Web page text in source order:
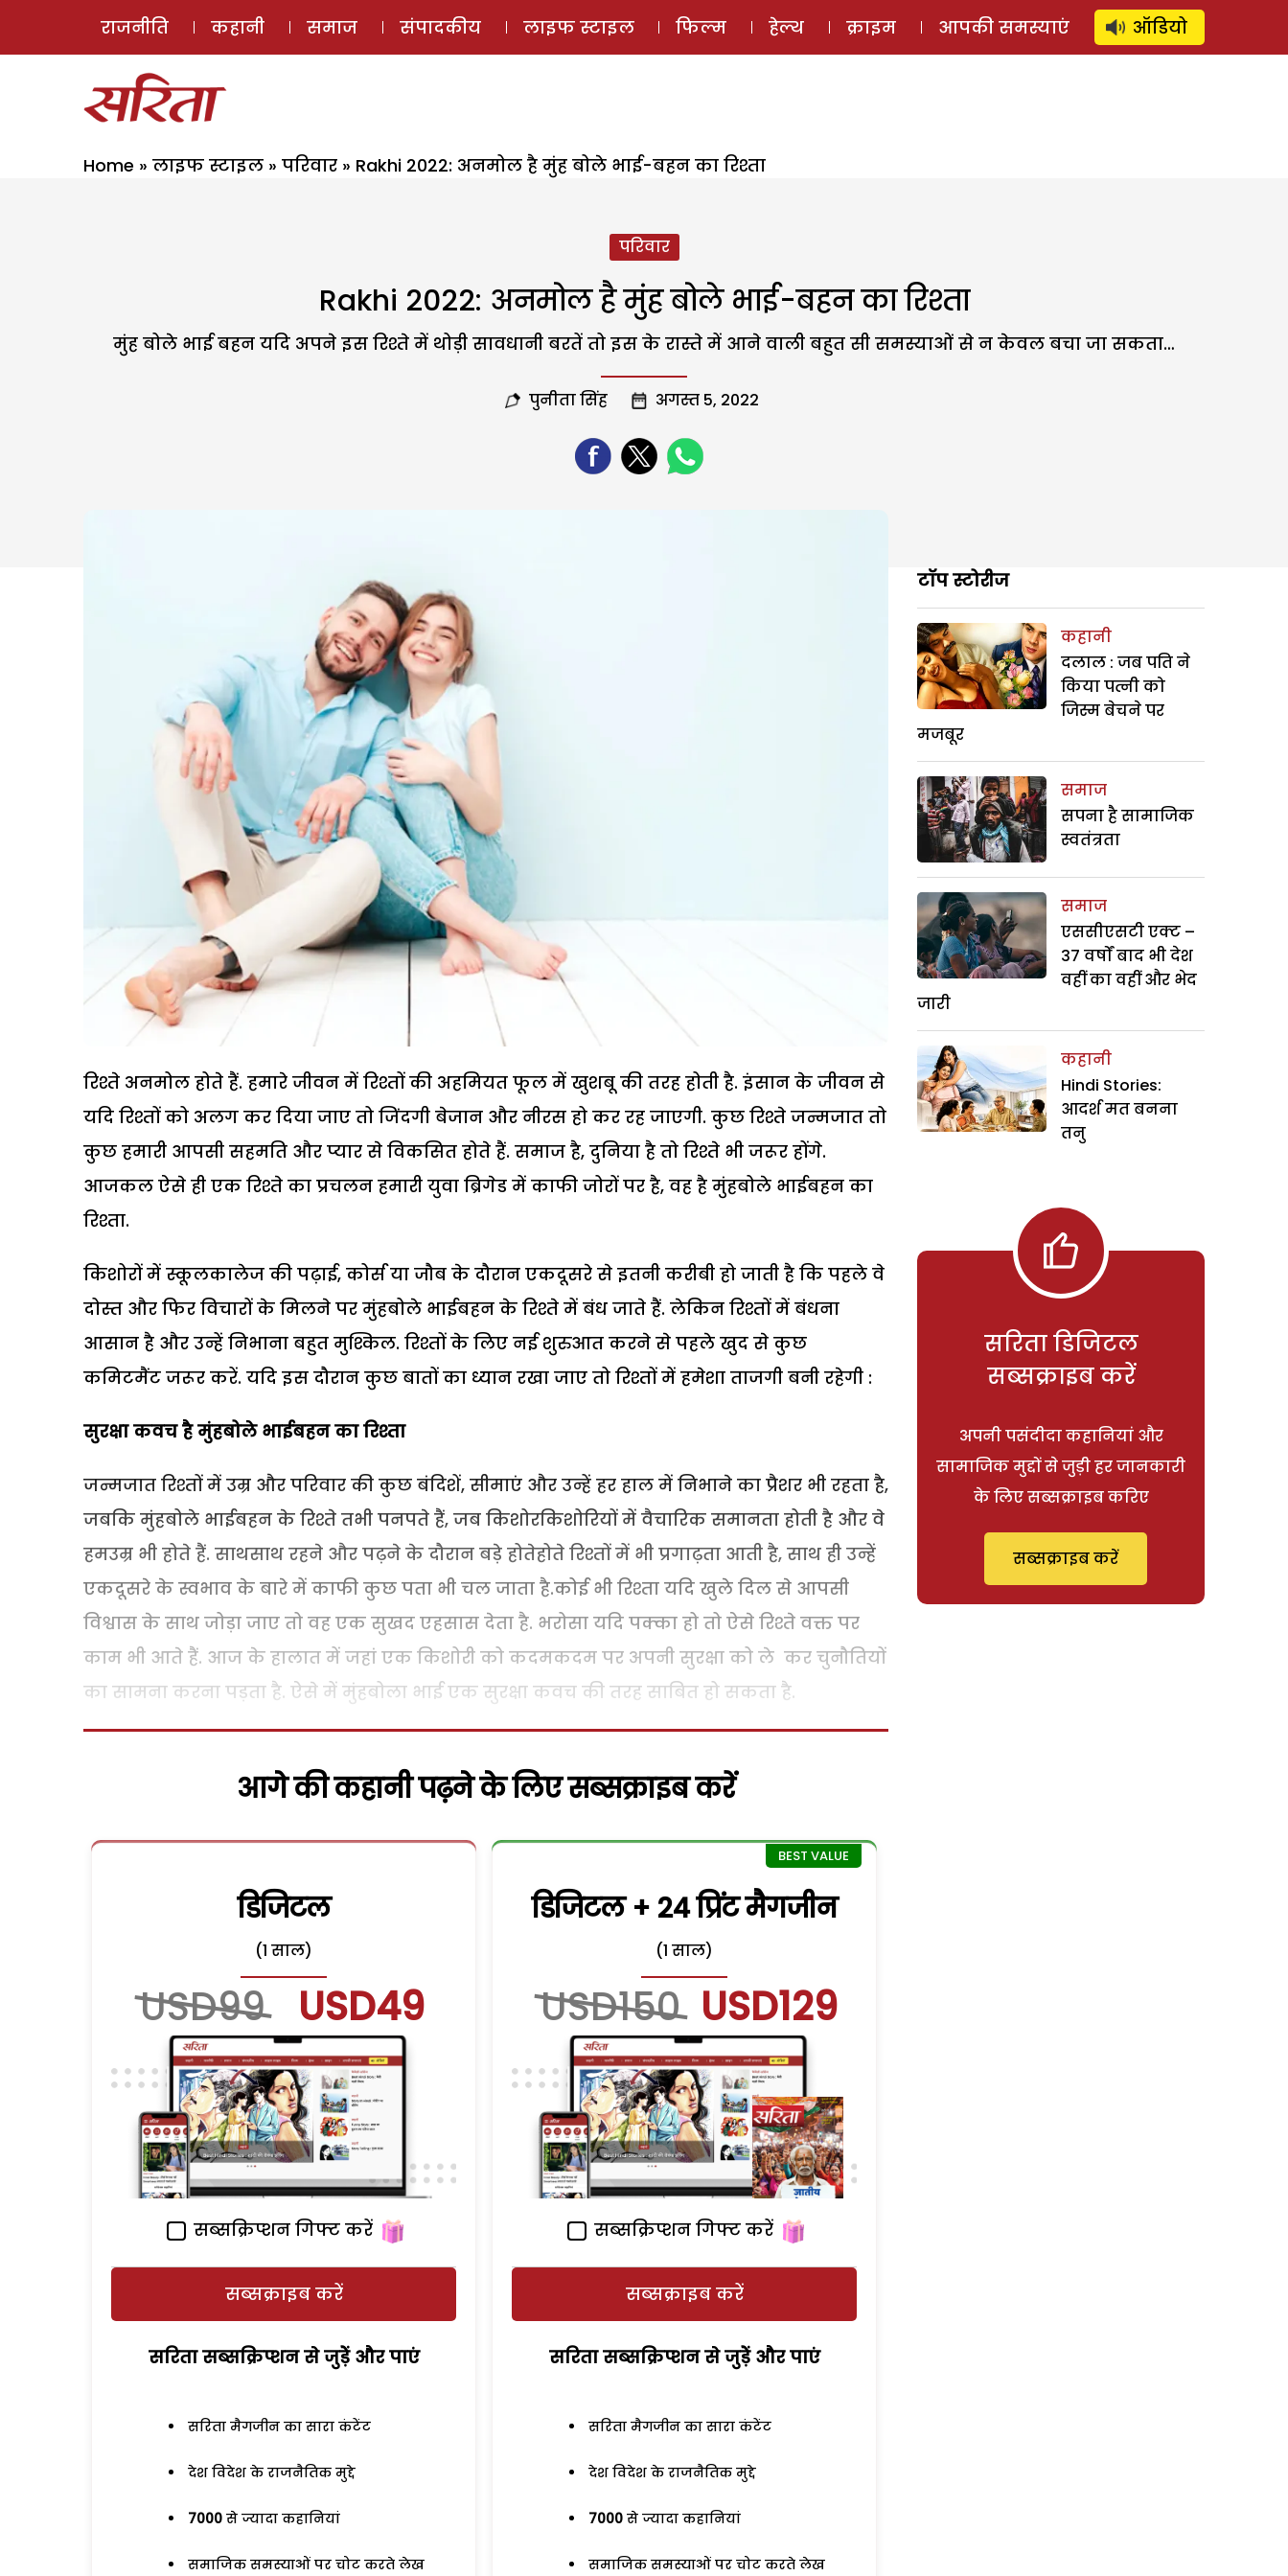
ई-मैगज़ीन ऑडियो स्टोरी लॉग इन ⚲ SUBSCRIBE
राजनीति कहानी समाज संपादकीय लाइफ स्टाइल फिल्म हेल्थ क्राइम आपकी समस्याएं ऑडियो
Home » लाइफ स्टाइल » परिवार » Rakhi 2022: अनमोल है मुंह बोले भाई-बहन का रिश्ता
परिवार
Rakhi 2022: अनमोल है मुंह बोले भाई-बहन का रिश्ता
मुंह बोले भाई बहन यदि अपने इस रिश्ते में थोड़ी सावधानी बरतें तो इस के रास्ते में आने वाली बहुत सी समस्याओं से न केवल बचा जा सकता…
पुनीता सिंह अगस्त 5, 2022
रिश्ते अनमोल होते हैं. हमारे जीवन में रिश्तों की अहमियत फूल में खुशबू की तरह होती है. इंसान के जीवन से
यदि रिश्तों को अलग कर दिया जाए तो जिंदगी बेजान और नीरस हो कर रह जाएगी. कुछ रिश्ते जन्मजात तो
कुछ हमारी आपसी सहमति और प्यार से विकसित होते हैं. समाज है, दुनिया है तो रिश्ते भी जरूर होंगे.
आजकल ऐसे ही एक रिश्ते का प्रचलन हमारी युवा ब्रिगेड में काफी जोरों पर है, वह है मुंहबोले भाईबहन का
रिश्ता.
किशोरों में स्कूलकालेज की पढ़ाई, कोर्स या जौब के दौरान एकदूसरे से इतनी करीबी हो जाती है कि पहले वे
दोस्त और फिर विचारों के मिलने पर मुंहबोले भाईबहन के रिश्ते में बंध जाते हैं. लेकिन रिश्तों में बंधना
आसान है और उन्हें निभाना बहुत मुश्किल. रिश्तों के लिए नई शुरुआत करने से पहले खुद से कुछ
कमिटमैंट जरूर करें. यदि इस दौरान कुछ बातों का ध्यान रखा जाए तो रिश्तों में हमेशा ताजगी बनी रहेगी :
सुरक्षा कवच है मुंहबोले भाईबहन का रिश्ता
जन्मजात रिश्तों में उम्र और परिवार की कुछ बंदिशें, सीमाएं और उन्हें हर हाल में निभाने का प्रैशर भी रहता है,
जबकि मुंहबोले भाईबहन के रिश्ते तभी पनपते हैं, जब किशोरकिशोरियों में वैचारिक समानता होती है और वे
हमउम्र भी होते हैं. साथसाथ रहने और पढ़ने के दौरान बड़े होतेहोते रिश्तों में भी प्रगाढ़ता आती है, साथ ही उन्हें
एकदूसरे के स्वभाव के बारे में काफी कुछ पता भी चल जाता है.कोई भी रिश्ता यदि खुले दिल से आपसी
विश्वास के साथ जोड़ा जाए तो वह एक सुखद एहसास देता है. भरोसा यदि पक्का हो तो ऐसे रिश्ते वक्त पर
काम भी आते हैं. आज के हालात में जहां एक किशोरी को कदमकदम पर अपनी सुरक्षा को ले कर चुनौतियों
का सामना करना पड़ता है. ऐसे में मुंहबोला भाई एक सुरक्षा कवच की तरह साबित हो सकता है.
आगे की कहानी पढ़ने के लिए सब्सक्राइब करें
डिजिटल
(1 साल)
USD99 USD49
सब्सक्रिप्शन गिफ्ट करें
सब्सक्राइब करें
सरिता सब्सक्रिप्शन से जुड़ेें और पाएं
सरिता मैगजीन का सारा कंटेंट
देश विदेश के राजनैतिक मुद्दे
7000 से ज्यादा कहानियां
समाजिक समस्याओं पर चोट करते लेख
डिजिटल + 24 प्रिंट मैगजीन
(1 साल)
USD150 USD129
सब्सक्रिप्शन गिफ्ट करें
सब्सक्राइब करें
सरिता सब्सक्रिप्शन से जुड़ेें और पाएं
सरिता मैगजीन का सारा कंटेंट
देश विदेश के राजनैतिक मुद्दे
7000 से ज्यादा कहानियां
समाजिक समस्याओं पर चोट करते लेख
टॉप स्टोरीज
कहानी
दलाल : जब पति ने
किया पत्नी को
जिस्म बेचने पर
मजबूर
समाज
सपना है सामाजिक
स्वतंत्रता
समाज
एससीएसटी एक्ट –
37 वर्षों बाद भी देश
वहीं का वहीं और भेद
जारी
कहानी
Hindi Stories:
आदर्श मत बनना
तनु
सरिता डिजिटल
सब्सक्राइब करें
अपनी पसंदीदा कहानियां और
सामाजिक मुद्दों से जुड़ी हर जानकारी
के लिए सब्सक्राइब करिए
सब्सक्राइब करें